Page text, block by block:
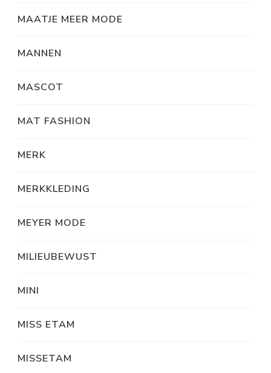
MAATJE MEER MODE
MANNEN
MASCOT
MAT FASHION
MERK
MERKKLEDING
MEYER MODE
MILIEUBEWUST
MINI
MISS ETAM
MISSETAM